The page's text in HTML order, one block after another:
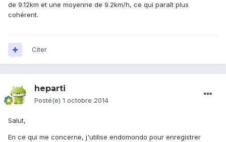
de 9.12km et une moyenne de 9.2km/h, ce qui paraît plus
cohérent.
Citer
heparti
Posté(e) 1 octobre 2014
Salut,
En ce qui me concerne, j'utilise endomondo pour enregistrer